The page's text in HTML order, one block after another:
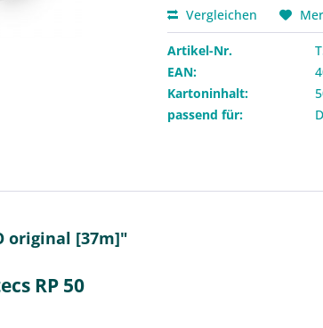
Vergleichen
Artikel-Nr.
EAN:
Kartoninhalt:
passend für:
original [37m]"
RP 50